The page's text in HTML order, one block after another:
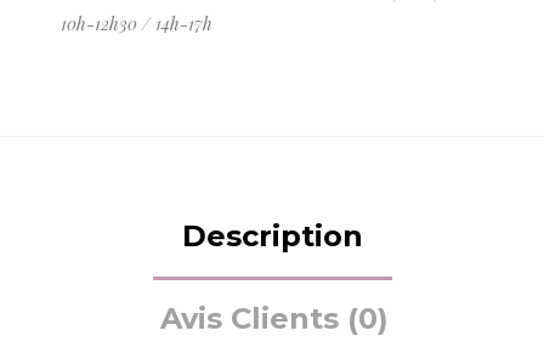
10h-12h30 / 14h-17h
Description
Avis Clients (0)